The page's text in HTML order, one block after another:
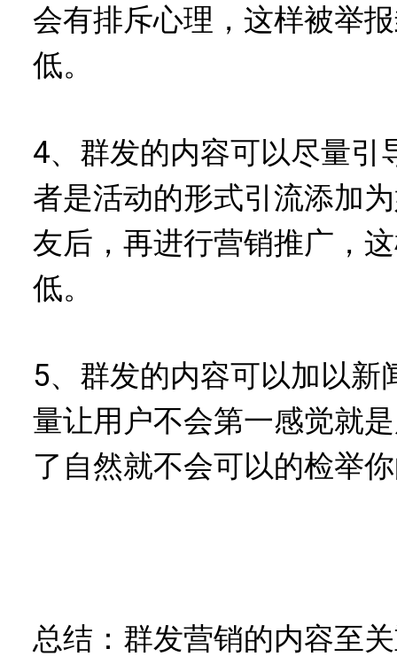
会有排斥心理，这样被举
低。
4、群发的内容可以尽量引
者是活动的形式引流添加
友后，再进行营销推广，
低。
5、群发的内容可以加以新
量让用户不会第一感觉就
了自然就不会可以的检举
总结：群发营销的内容至